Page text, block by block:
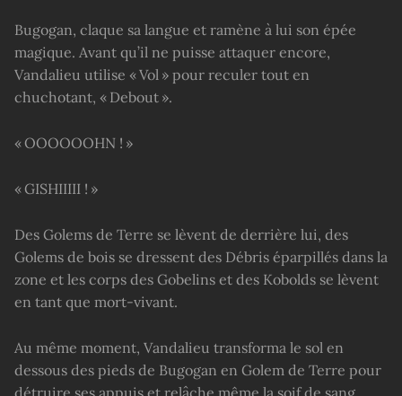
Bugogan, claque sa langue et ramène à lui son épée
magique. Avant qu’il ne puisse attaquer encore,
Vandalieu utilise « Vol » pour reculer tout en
chuchotant, « Debout ».
« OOOOOOHN ! »
« GISHIIIII ! »
Des Golems de Terre se lèvent de derrière lui, des
Golems de bois se dressent des Débris éparpillés dans la
zone et les corps des Gobelins et des Kobolds se lèvent
en tant que mort-vivant.
Au même moment, Vandalieu transforma le sol en
dessous des pieds de Bugogan en Golem de Terre pour
détruire ses appuis et relâche même la soif de sang